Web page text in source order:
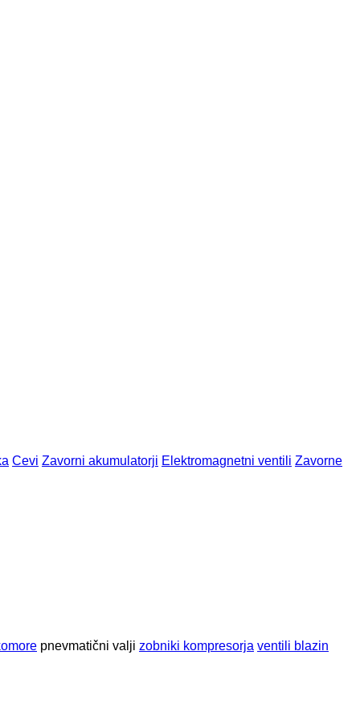
Cevi Zavorni akumulatorji Elektromagnetni ventili Zavorne
pnevmatični valji zobniki kompresorja ventili blazin